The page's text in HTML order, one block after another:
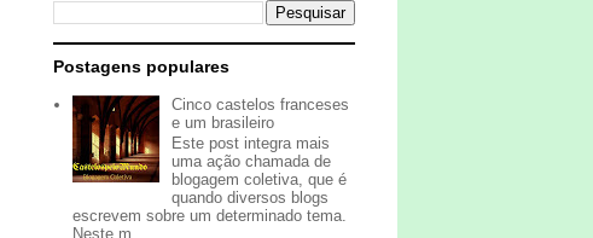
Postagens populares
Cinco castelos franceses
e um brasileiro
Este post integra mais
uma ação chamada de
blogagem coletiva, que é
quando diversos blogs
escrevem sobre um determinado tema.
Neste m...